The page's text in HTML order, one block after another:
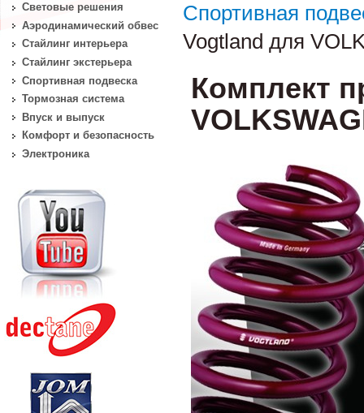
Спортивная
Vogtland для
Комплект
Световые решения
Аэродинамический обвес
Стайлинг интерьера
Стайлинг экстерьера
Спортивная подвеска
Тормозная система
Впуск и выпуск
Комфорт и безопасность
Электроника